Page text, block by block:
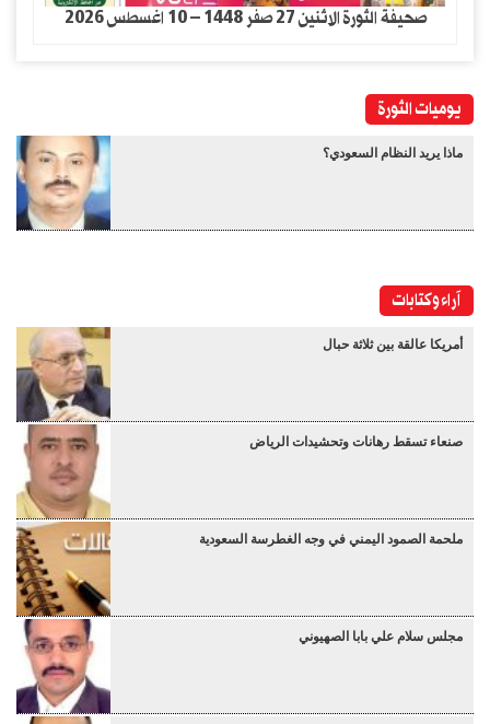
صحيفة الثورة الاثنين 27 صفر 1448 – 10 اغسطس 2026
يوميات الثورة
ماذا يريد النظام السعودي؟
آراء وكتابات
أمريكا عالقة بين ثلاثة حبال
صنعاء تسقط رهانات وتحشيدات الرياض
ملحمة الصمود اليمني في وجه الغطرسة السعودية
مجلس سلام علي بابا الصهيوني